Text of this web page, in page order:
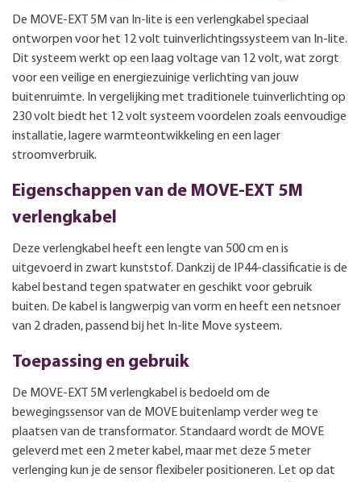
De MOVE-EXT 5M van In-lite is een verlengkabel speciaal
ontworpen voor het 12 volt tuinverlichtingssysteem van In-lite.
Dit systeem werkt op een laag voltage van 12 volt, wat zorgt
voor een veilige en energiezuinige verlichting van jouw
buitenruimte. In vergelijking met traditionele tuinverlichting op
230 volt biedt het 12 volt systeem voordelen zoals eenvoudige
installatie, lagere warmteontwikkeling en een lager
stroomverbruik.
Eigenschappen van de MOVE-EXT 5M
verlengkabel
Deze verlengkabel heeft een lengte van 500 cm en is
uitgevoerd in zwart kunststof. Dankzij de IP44-classificatie is de
kabel bestand tegen spatwater en geschikt voor gebruik
buiten. De kabel is langwerpig van vorm en heeft een netsnoer
van 2 draden, passend bij het In-lite Move systeem.
Toepassing en gebruik
De MOVE-EXT 5M verlengkabel is bedoeld om de
bewegingssensor van de MOVE buitenlamp verder weg te
plaatsen van de transformator. Standaard wordt de MOVE
geleverd met een 2 meter kabel, maar met deze 5 meter
verlenging kun je de sensor flexibeler positioneren. Let op dat